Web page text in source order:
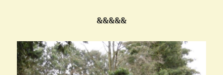
&&&&&